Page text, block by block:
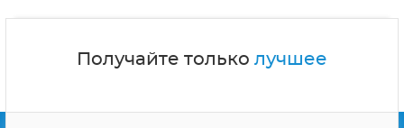
Получайте только лучшее